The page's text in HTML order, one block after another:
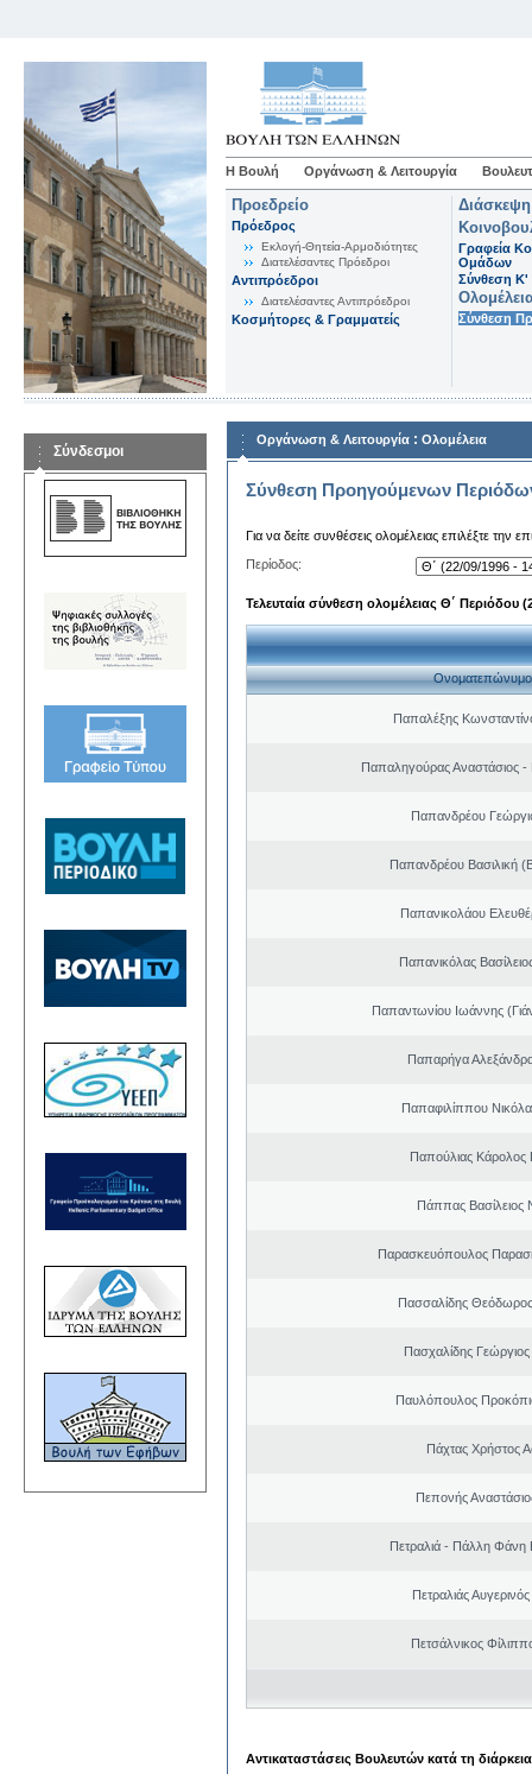
Η Βουλή Οργάνωση & Λειτουργία
Προεδρείο
Πρόεδρος
Εκλογή-Θητεία-Αρμοδιότητες
Διατελέσαντες Πρόεδροι
Αντιπρόεδροι
Διατελέσαντες Αντιπρόεδροι
Κοσμήτορες & Γραμματείς
Γραφεία
Ομάδων
Σύνθεση K'
Σύνθεση
Σύνδεσμοι
Οργάνωση & Λειτουργία : Ολομέλεια
Σύνθεση Προηγούμενων
Για να δείτε συνθέσεις ολομέλειας επιλέξτε την
Περίοδος:
Τελευταία σύνθεση ολομέλειας Θ΄ Περιόδου
Ονοματεπώνυμο
Παπαλέξης
Παπαληγούρας Αναστάσιος -
Παπανδρέου
Παπανδρέου Βασιλική
Παπανικολάου
Παπανικόλας
Παπαντωνίου Ιωάννης
Παπαρήγα
Παπαφιλίππου
Παπούλιας Κάρολος
Πάππας Βασίλειος
Παρασκευόπουλος
Πασσαλίδης
Πασχαλίδης
Παυλόπουλος
Πάχτας Χρήστος
Πεπονής
Πετραλιά - Πάλλη Φάνη
Πετραλιάς
Πετσάλνικος
Αντικαταστάσεις Βουλευτών κατά τη